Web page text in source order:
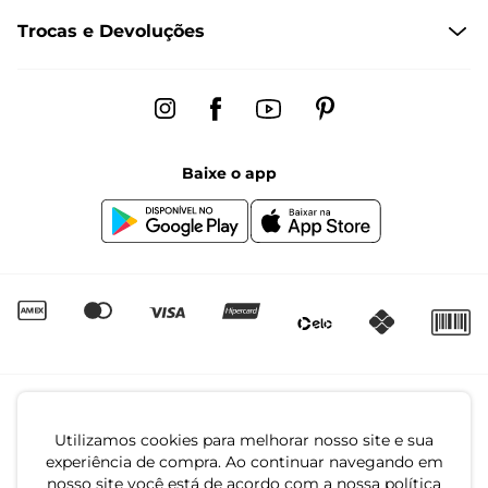
Utilizamos cookies para melhorar nosso site e sua
experiência de compra. Ao continuar navegando em
nosso site você está de acordo com a nossa política
Formas de Entrega
Regulamento de Promoções
Canal de Denúncias | Ética
Igualdade Salarial
Dúvidas Frequentes
Trocas e Devoluções
Baixe o app